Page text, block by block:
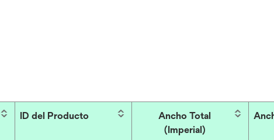
ID del Producto
Ancho Total
(Imperial)